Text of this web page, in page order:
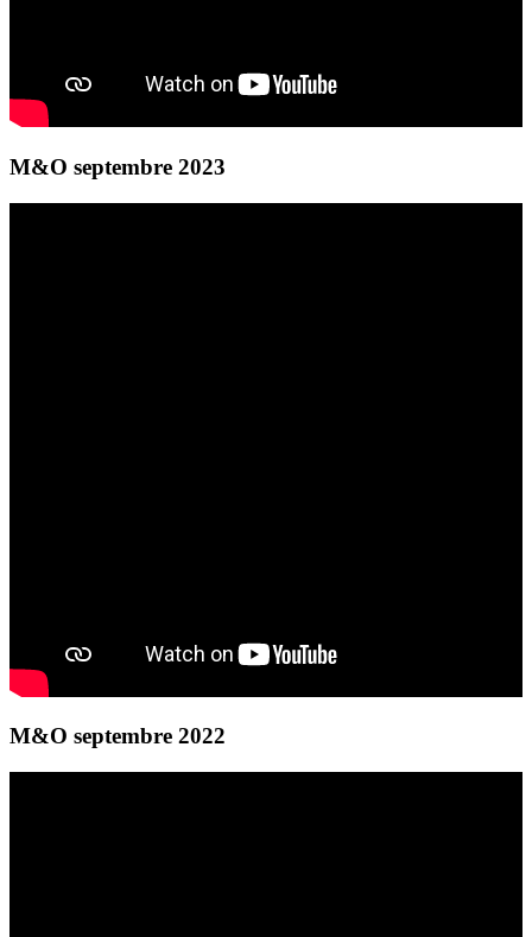
M&O septembre 2023
M&O septembre 2022